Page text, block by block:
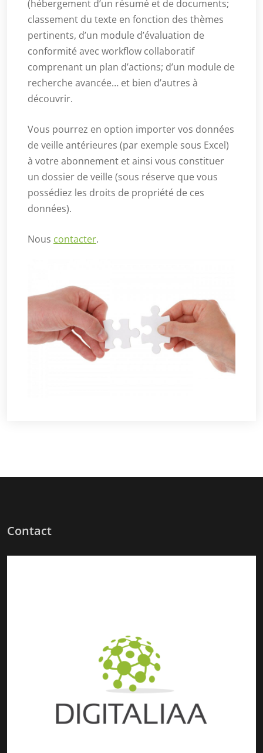
(hébergement d’un résumé et de documents;
classement du texte en fonction des thèmes
pertinents, d’un module d’évaluation de
conformité avec workflow collaboratif
comprenant un plan d’actions; d’un module de
recherche avancée… et bien d’autres à
découvrir.
Vous pourrez en option importer vos données
de veille antérieures (par exemple sous Excel)
à votre abonnement et ainsi vous constituer
un dossier de veille (sous réserve que vous
possédiez les droits de propriété de ces
données).
Nous contacter.
Contact